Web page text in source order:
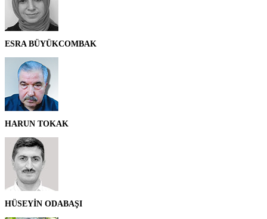
ESRA BÜYÜKCOMBAK
HARUN TOKAK
HÜSEYİN ODABAŞI